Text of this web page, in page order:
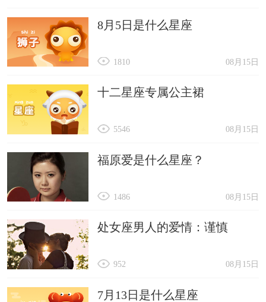
8月5日是什么星座
08月15日
1810
十二星座专属公主裙
08月15日
5546
福原爱是什么星座？
08月15日
1486
处女座男人的爱情：谨慎
08月15日
952
7月13日是什么星座